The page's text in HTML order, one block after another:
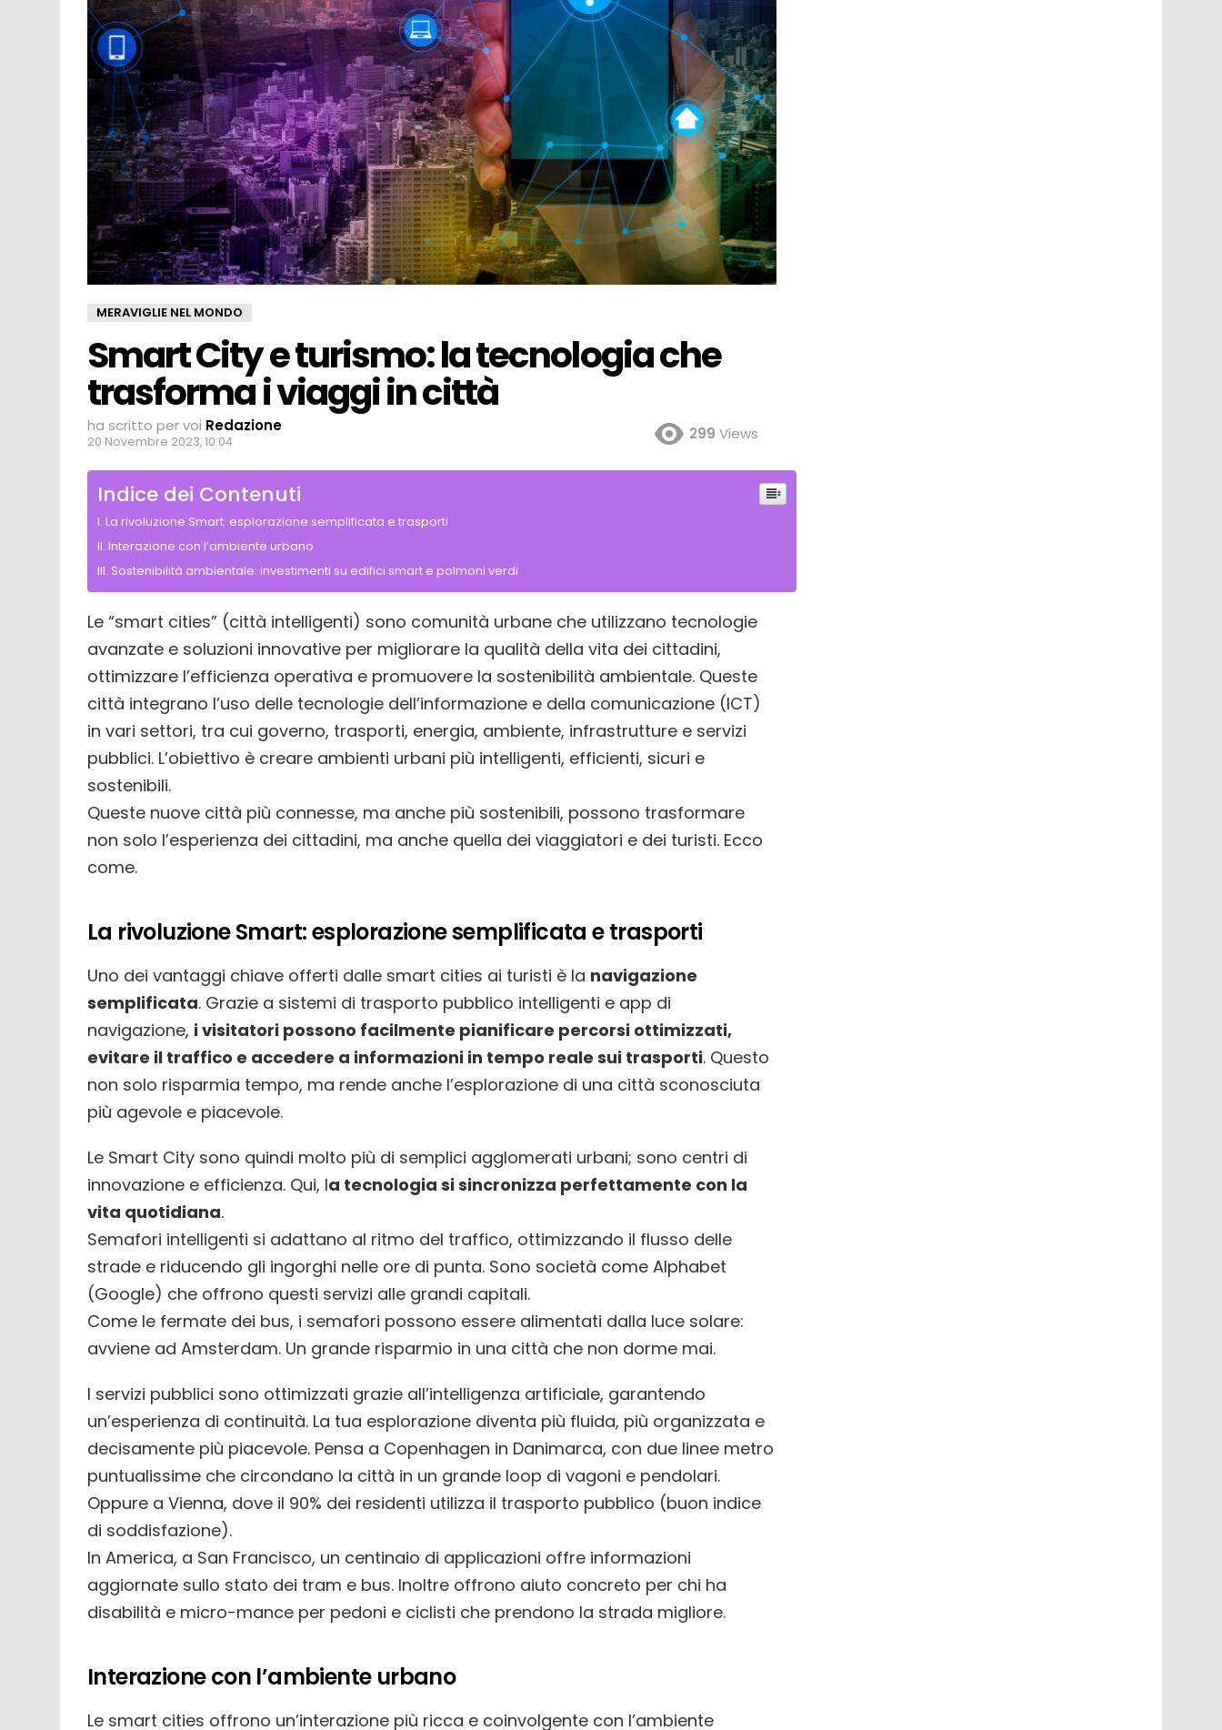
MERAVIGLIE NEL MONDO
Smart City e turismo: la tecnologia che
trasforma i viaggi in città
ha scritto per voi Redazione
20 Novembre 2023, 10:04 299 Views
Indice dei Contenuti
La rivoluzione Smart: esplorazione semplificata e trasporti
Interazione con l’ambiente urbano
Sostenibilità ambientale: investimenti su edifici smart e polmoni verdi
Le “smart cities” (città intelligenti) sono comunità urbane che utilizzano tecnologie
avanzate e soluzioni innovative per migliorare la qualità della vita dei cittadini,
ottimizzare l’efficienza operativa e promuovere la sostenibilità ambientale. Queste
città integrano l’uso delle tecnologie dell’informazione e della comunicazione (ICT)
in vari settori, tra cui governo, trasporti, energia, ambiente, infrastrutture e servizi
pubblici. L’obiettivo è creare ambienti urbani più intelligenti, efficienti, sicuri e
sostenibili.
Queste nuove città più connesse, ma anche più sostenibili, possono trasformare
non solo l’esperienza dei cittadini, ma anche quella dei viaggiatori e dei turisti. Ecco
come.
La rivoluzione Smart: esplorazione semplificata e trasporti
Uno dei vantaggi chiave offerti dalle smart cities ai turisti è la navigazione
semplificata. Grazie a sistemi di trasporto pubblico intelligenti e app di
navigazione, i visitatori possono facilmente pianificare percorsi ottimizzati,
evitare il traffico e accedere a informazioni in tempo reale sui trasporti. Questo
non solo risparmia tempo, ma rende anche l’esplorazione di una città sconosciuta
più agevole e piacevole.
Le Smart City sono quindi molto più di semplici agglomerati urbani; sono centri di
innovazione e efficienza. Qui, la tecnologia si sincronizza perfettamente con la
vita quotidiana.
Semafori intelligenti si adattano al ritmo del traffico, ottimizzando il flusso delle
strade e riducendo gli ingorghi nelle ore di punta. Sono società come Alphabet
(Google) che offrono questi servizi alle grandi capitali.
Come le fermate dei bus, i semafori possono essere alimentati dalla luce solare:
avviene ad Amsterdam. Un grande risparmio in una città che non dorme mai.
I servizi pubblici sono ottimizzati grazie all’intelligenza artificiale, garantendo
un’esperienza di continuità. La tua esplorazione diventa più fluida, più organizzata e
decisamente più piacevole. Pensa a Copenhagen in Danimarca, con due linee metro
puntualissime che circondano la città in un grande loop di vagoni e pendolari.
Oppure a Vienna, dove il 90% dei residenti utilizza il trasporto pubblico (buon indice
di soddisfazione).
In America, a San Francisco, un centinaio di applicazioni offre informazioni
aggiornate sullo stato dei tram e bus. Inoltre offrono aiuto concreto per chi ha
disabilità e micro-mance per pedoni e ciclisti che prendono la strada migliore.
Interazione con l’ambiente urbano
Le smart cities offrono un’interazione più ricca e coinvolgente con l’ambiente